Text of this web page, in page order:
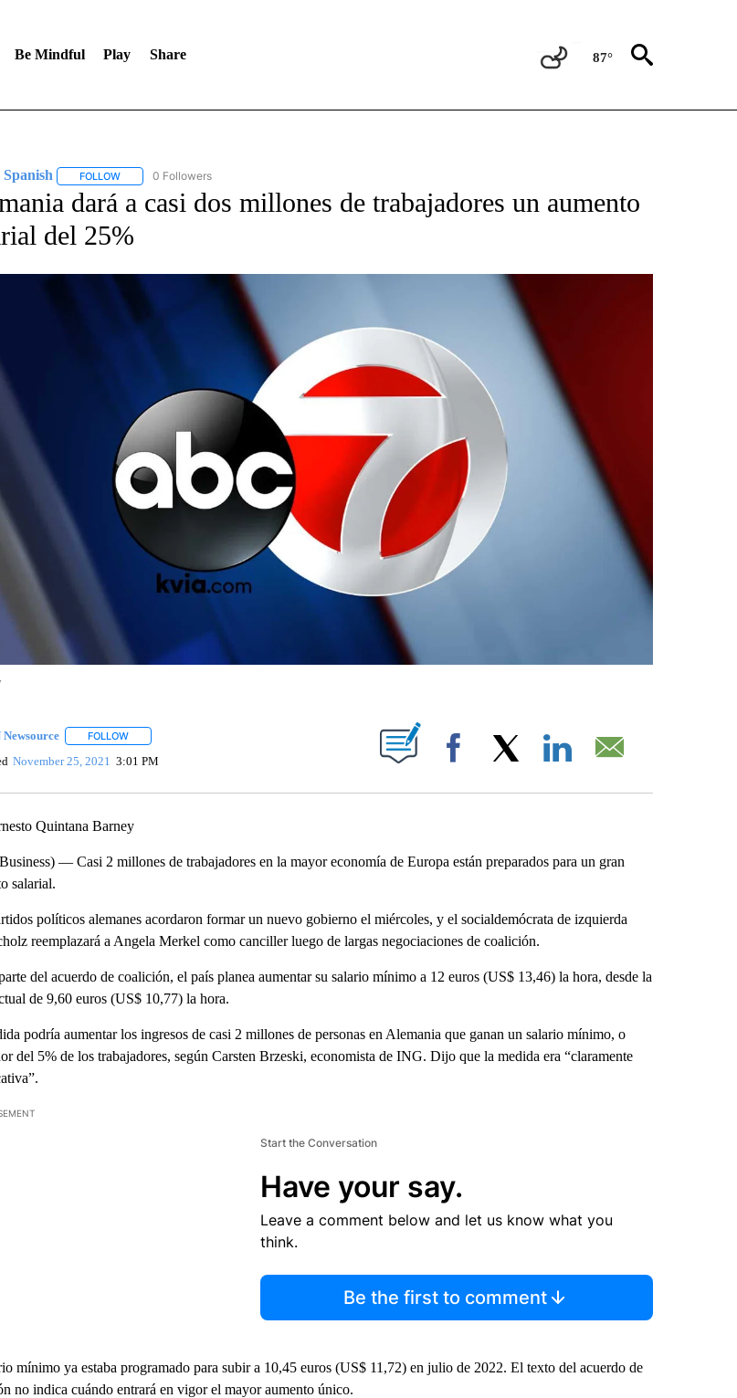
Be Mindful Play Share 87°
FOLLOWFOLLOW "CNN - SPANISH" TO RECEIVE NOTIFICATIONS ABOUT NEW PAGES ON "CNN - SPANISH".
0 Followers
dará a casi dos millones de trabajadores un aumento
del 25%
Newsource FOLLOWFOLLOW "" TO RECEIVE NOTIFICATIONS ABOUT NEW PAGES ON "".
November 25, 2021 3:01 PM Facebook
Quintana Barney
— Casi 2 millones de trabajadores en la mayor economía de Europa están preparados para un gran
salarial.
políticos alemanes acordaron formar un nuevo gobierno el miércoles, y el socialdemócrata de izquierda
reemplazará a Angela Merkel como canciller luego de largas negociaciones de coalición.
del acuerdo de coalición, el país planea aumentar su salario mínimo a 12 euros (US$ 13,46) la hora, desde la
de 9,60 euros (US$ 10,77) la hora.
podría aumentar los ingresos de casi 2 millones de personas en Alemania que ganan un salario mínimo, o
del 5% de los trabajadores, según Carsten Brzeski, economista de ING. Dijo que la medida era “claramente
Start the Conversation
Have your say.
Leave a comment below and let us know what you
think.
Be the first to comment
mínimo ya estaba programado para subir a 10,45 euros (US$ 11,72) en julio de 2022. El texto del acuerdo de
no indica cuándo entrará en vigor el mayor aumento único.